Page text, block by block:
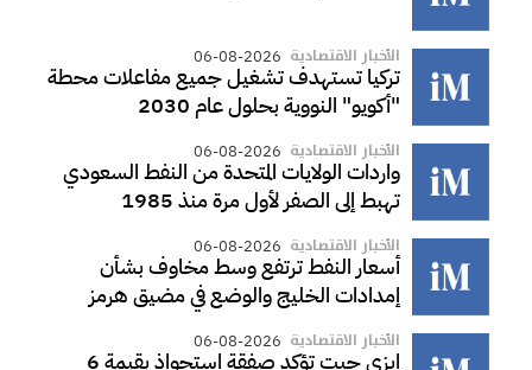
الأخبار الاقتصادية 06-08-2026
تركيا تستهدف تشغيل جميع مفاعلات محطة
"أكويو" النووية بحلول عام 2030
الأخبار الاقتصادية 06-08-2026
واردات الولايات المتحدة من النفط السعودي
تهبط إلى الصفر لأول مرة منذ 1985
الأخبار الاقتصادية 06-08-2026
أسعار النفط ترتفع وسط مخاوف بشأن
إمدادات الخليج والوضع في مضيق هرمز
الأخبار الاقتصادية 06-08-2026
إيزي جيت تؤكد صفقة استحواذ بقيمة 6